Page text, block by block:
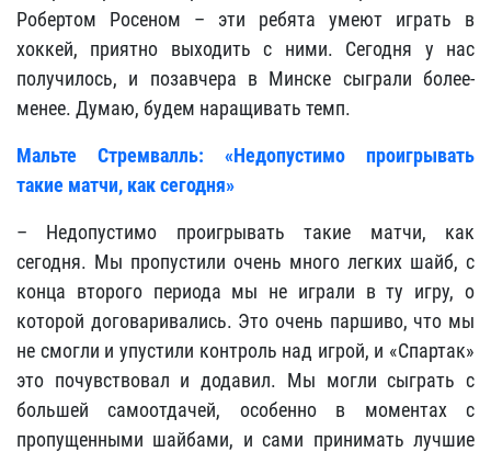
Робертом Росеном – эти ребята умеют играть в
хоккей, приятно выходить с ними. Сегодня у нас
получилось, и позавчера в Минске сыграли более-
менее. Думаю, будем наращивать темп.
Мальте Стремвалль: «Недопустимо проигрывать
такие матчи, как сегодня»
– Недопустимо проигрывать такие матчи, как
сегодня. Мы пропустили очень много легких шайб, с
конца второго периода мы не играли в ту игру, о
которой договаривались. Это очень паршиво, что мы
не смогли и упустили контроль над игрой, и «Спартак»
это почувствовал и додавил. Мы могли сыграть с
большей самоотдачей, особенно в моментах с
пропущенными шайбами, и сами принимать лучшие